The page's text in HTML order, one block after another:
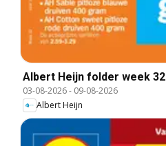
Albert Heijn folder week 32
03-08-2026- 09-08-2026
Albert Heijn